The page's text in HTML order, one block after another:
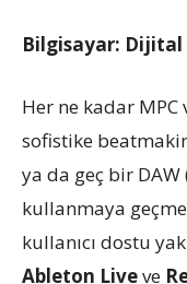
Bilgisayar: Dijital
Her ne kadar
sofistike
ya da geç bir
kullanmaya
kullanıcı dostu
Ableton Liveve